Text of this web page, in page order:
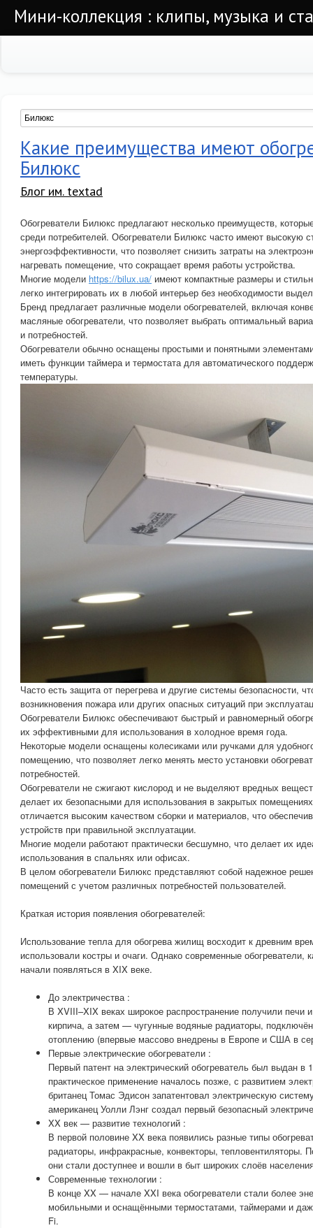
Мини-коллекция : клипы, музыка и
Какие преимущества имеют
Билюкс
Блог им. textad
Обогреватели Билюкс предлагают несколько преимуществ,
среди потребителей. Обогреватели Билюкс часто имеют высокую
энергоэффективности, что позволяет снизить затраты на
нагревать помещение, что сокращает время работы устройства.
Многие модели https://bilux.ua/ имеют компактные размеры и
легко интегрировать их в любой интерьер без необходимости
Бренд предлагает различные модели обогревателей, включая
масляные обогреватели, что позволяет выбрать оптимальный
и потребностей.
Обогреватели обычно оснащены простыми и понятными
иметь функции таймера и термостата для автоматического
температуры.
Часто есть защита от перегрева и другие системы безопасности,
возникновения пожара или других опасных ситуаций при
Обогреватели Билюкс обеспечивают быстрый и равномерный
их эффективными для использования в холодное время года.
Некоторые модели оснащены колесиками или ручками для
помещению, что позволяет легко менять место установки
потребностей.
Обогреватели не сжигают кислород и не выделяют вредных
делает их безопасными для использования в закрытых
отличается высоким качеством сборки и материалов, что
устройств при правильной эксплуатации.
Многие модели работают практически бесшумно, что делает их
использования в спальнях или офисах.
В целом обогреватели Билюкс представляют собой надежное
помещений с учетом различных потребностей пользователей.
Краткая история появления обогревателей:
Использование тепла для обогрева жилищ восходит к древним
использовали костры и очаги. Однако современные обогреватели,
начали появляться в XIX веке.
До электричества :
В XVIII–XIX веках широкое распространение получили печи
кирпича, а затем — чугунные водяные радиаторы,
отоплению (впервые массово внедрены в Европе и США в
Первые электрические обогреватели :
Первый патент на электрический обогреватель был выдан в
практическое применение началось позже, с развитием
британец Томас Эдисон запатентовал электрическую
американец Уолли Лэнг создал первый безопасный
XX век — развитие технологий :
В первой половине XX века появились разные типы
радиаторы, инфракрасные, конвекторы, тепловентиляторы.
они стали доступнее и вошли в быт широких слоёв
Современные технологии :
В конце XX — начале XXI века обогреватели стали более
мобильными и оснащёнными термостатами, таймерами и
Fi.